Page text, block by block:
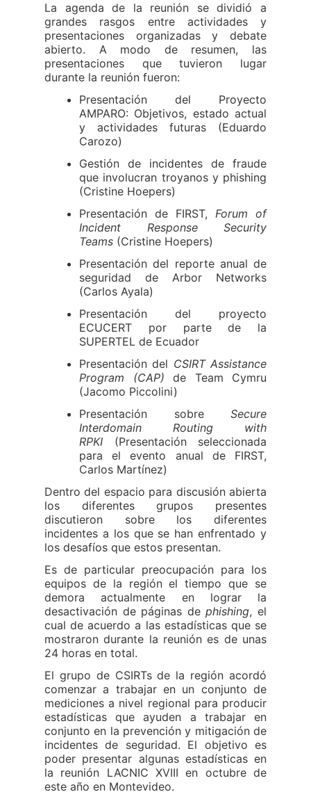
La agenda de la reunión se dividió a
grandes rasgos entre actividades y
presentaciones organizadas y debate
abierto. A modo de resumen, las
presentaciones que tuvieron lugar
durante la reunión fueron:
Presentación del Proyecto
AMPARO: Objetivos, estado actual
y actividades futuras (Eduardo
Carozo)
Gestión de incidentes de fraude
que involucran troyanos y phishing
(Cristine Hoepers)
Presentación de FIRST, Forum of
Incident Response Security
Teams (Cristine Hoepers)
Presentación del reporte anual de
seguridad de Arbor Networks
(Carlos Ayala)
Presentación del proyecto
ECUCERT por parte de la
SUPERTEL de Ecuador
Presentación del CSIRT Assistance
Program (CAP) de Team Cymru
(Jacomo Piccolini)
Presentación sobre Secure
Interdomain Routing with
RPKI (Presentación seleccionada
para el evento anual de FIRST,
Carlos Martínez)
Dentro del espacio para discusión abierta
los diferentes grupos presentes
discutieron sobre los diferentes
incidentes a los que se han enfrentado y
los desafíos que estos presentan.
Es de particular preocupación para los
equipos de la región el tiempo que se
demora actualmente en lograr la
desactivación de páginas dephishing, el
cual de acuerdo a las estadísticas que se
mostraron durante la reunión es de unas
24 horas en total.
El grupo de CSIRTs de la región acordó
comenzar a trabajar en un conjunto de
mediciones a nivel regional para producir
estadísticas que ayuden a trabajar en
conjunto en la prevención y mitigación de
incidentes de seguridad. El objetivo es
poder presentar algunas estadísticas en
la reunión LACNIC XVIII en octubre de
este año en Montevideo.